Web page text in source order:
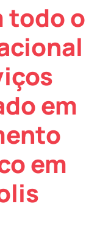
todo o
em
em